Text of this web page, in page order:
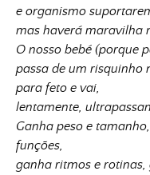
e organismo
mas haverá maravilha
O nosso bebé (porque
passa de um risquinho
para feto e vai,
lentamente,
Ganha peso e
funções,
ganha ritmos e rotinas,